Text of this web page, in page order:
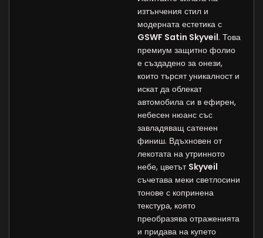
изтънчения стил и
модерната естетика с
GSWF Satin Skyveil. Това
премиум защитно фолио
е създадено за онези,
които търсят уникалност и
искат да облекат
автомобила си в ефирен,
небесен нюанс със
завладяващ сатенен
финиш. Вдъхновен от
лекотата на утринното
небе, цветът Skyveil
съчетава меки светлосини
тонове с копринена
текстура, която
преобразява отраженията
и придава на купето